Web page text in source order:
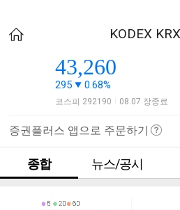
KODEX
43,260
295 0.68%
코스피 292190 08.07 장종료
증권플러스 앱으로 주문하기
종합 뉴스/공시